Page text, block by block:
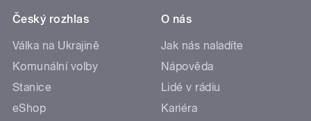
Český rozhlas
Válka na Ukrajině
Komunální volby
Stanice
eShop
O nás
Jak nás naladíte
Nápověda
Lidé v rádiu
Kariéra